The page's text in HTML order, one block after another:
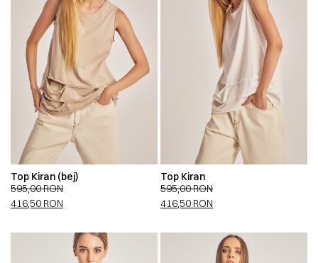
Top Kiran (bej)
595,00RON
416,50 RON
Top Kiran
595,00RON
416,50 RON